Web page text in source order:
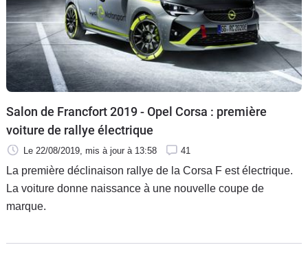
Salon de Francfort 2019 - Opel Corsa : première
voiture de rallye électrique
Le 22/08/2019, mis à jour à 13:58 41
La première déclinaison rallye de la Corsa F est électrique.
La voiture donne naissance à une nouvelle coupe de
marque.